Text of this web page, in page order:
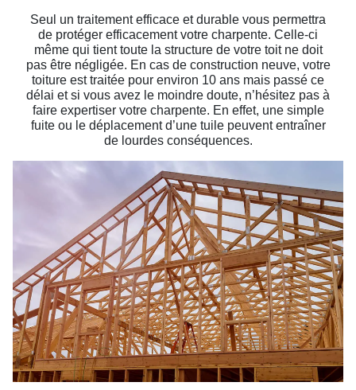
Seul un traitement efficace et durable vous permettra
de protéger efficacement votre charpente. Celle-ci
même qui tient toute la structure de votre toit ne doit
pas être négligée. En cas de construction neuve, votre
toiture est traitée pour environ 10 ans mais passé ce
délai et si vous avez le moindre doute, n’hésitez pas à
faire expertiser votre charpente. En effet, une simple
fuite ou le déplacement d’une tuile peuvent entraîner
de lourdes conséquences.